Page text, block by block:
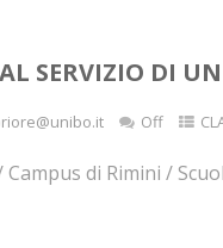
SERVIZIO DI
Off
di Rimini /